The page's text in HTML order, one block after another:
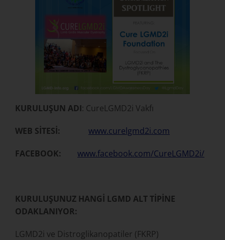
KURULUŞUN ADI: CureLGMD2i Vakfı
WEB SİTESİ: www.curelgmd2i.com
FACEBOOK: www.facebook.com/CureLGMD2i/
KURULUŞUNUZ HANGİ LGMD ALT TİPİNE
ODAKLANIYOR:
LGMD2i ve Distroglikanopatiler (FKRP)